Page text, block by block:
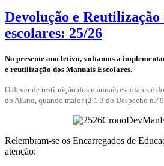
Devolução e Reutilização
escolares: 25/26
No presente ano letivo, voltamos a
e reutilização dos Manuais Escolares.
O dever de restituição dos manuais escolares é
do Aluno, quando maior (2.1.3 do Despacho n.º
Relembram-se os Encarregados de
atenção: